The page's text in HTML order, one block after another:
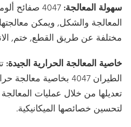
سهولة المعالجة:
4047 صفائح
المعالجة والشكل, ويمكن
مختلفة عن طريق القطع, ختم,
خاصية المعالجة الحرارية الجيدة:
الطيران 4047 بخاصية
تعديلها من خلال عمليات المعالجة
لتحسين خصائصها الميكانيكية.